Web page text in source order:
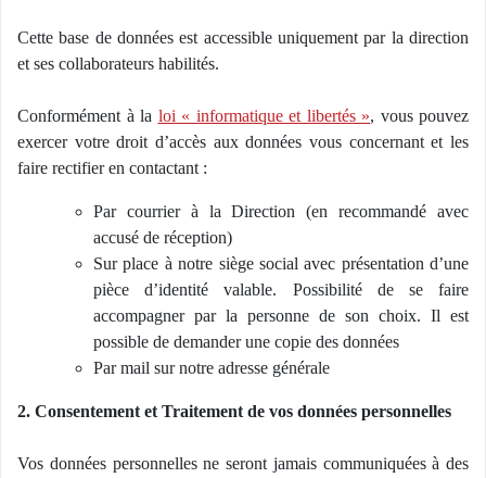
Cette base de données est accessible uniquement par la direction
et ses collaborateurs habilités.
Conformément à la loi « informatique et libertés », vous pouvez
exercer votre droit d’accès aux données vous concernant et les
faire rectifier en contactant :
Par courrier à la Direction (en recommandé avec
accusé de réception)
Sur place à notre siège social avec présentation d’une
pièce d’identité valable. Possibilité de se faire
accompagner par la personne de son choix. Il est
possible de demander une copie des données
Par mail sur notre adresse générale
2. Consentement et Traitement de vos données personnelles
Vos données personnelles ne seront jamais communiquées à des